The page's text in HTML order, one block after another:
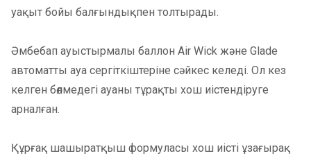
уақыт бойы балғындықпен толтырады.
Әмбебап ауыстырмалы баллон Air Wick және Glade
автоматты ауа сергіткіштеріне сәйкес келеді. Ол кез
келген бөлмедегі ауаны тұрақты хош иістендіруге
арналған.
Құрғақ шашыратқыш формуласы хош иісті ұзағырақ